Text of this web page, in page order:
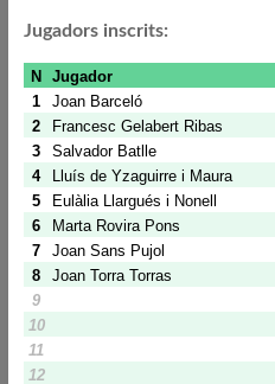
Jugadors inscrits: